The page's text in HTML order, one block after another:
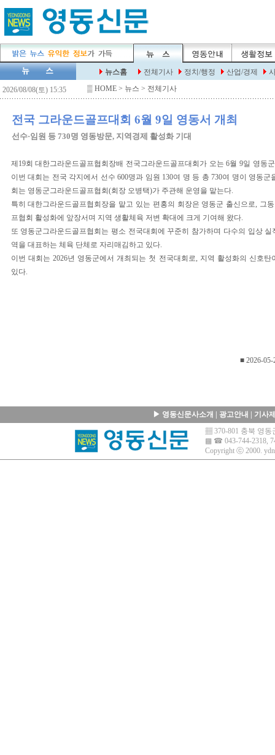
▒ HOME > 뉴스 > 전체기사
전국 그라운드골프대회 6월 9일 영동서 개최
선수·임원 등 730명 영동방문, 지역경제 활성화 기대
제19회 대한그라운드골프협회장배 전국그라운드골프대회가 오는 6월 9일 영동
이번 대회는 전국 각지에서 선수 600명과 임원 130여 명 등 총 730여 명이 영동군
회는 영동군그라운드골프협회(회장 오병택)가 주관해 운영을 맡는다.
특히 대한그라운드골프협회장을 맡고 있는 편홍의 회장은 영동군 출신으로, 그
프협회 활성화에 앞장서며 지역 생활체육 저변 확대에 크게 기여해 왔다.
또 영동군그라운드골프협회는 평소 전국대회에 꾸준히 참가하며 다수의 입상
역을 대표하는 체육 단체로 자리매김하고 있다.
이번 대회는 2026년 영동군에서 개최되는 첫 전국대회로, 지역 활성화의 신호
있다.
■ 2026-
▶ 영동신문사소개 광고안내
기사
▦ 370-801 충북 영
▩ ☎ 043-744-2318,
Copyright ⓒ 2000.